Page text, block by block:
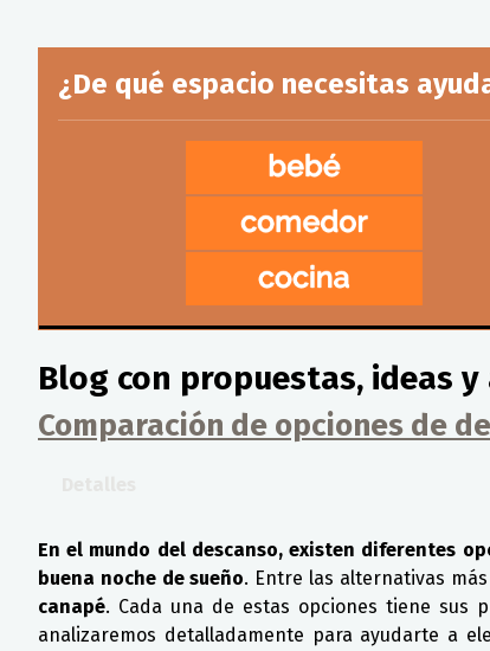
¿De qué espacio necesitas
Blog con propuestas, ideas
Comparación de opciones de
En el mundo del descanso, existen diferentes
buena noche de sueño. Entre las alternativas
canapé. Cada una de estas opciones tiene sus
analizaremos detalladamente para ayudarte a